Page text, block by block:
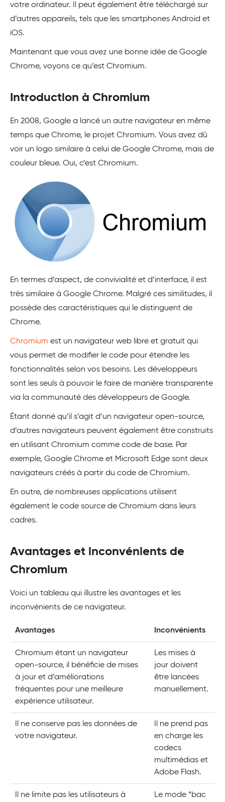
votre ordinateur. Il peut également être téléchargé sur
d’autres appareils, tels que les smartphones Android et
iOS.
Maintenant que vous avez une bonne idée de Google
Chrome, voyons ce qu’est Chromium.
Introduction à Chromium
En 2008, Google a lancé un autre navigateur en même
temps que Chrome, le projet Chromium. Vous avez dû
voir un logo similaire à celui de Google Chrome, mais de
couleur bleue. Oui, c’est Chromium.
En termes d’aspect, de convivialité et d’interface, il est
très similaire à Google Chrome. Malgré ces similitudes, il
possède des caractéristiques qui le distinguent de
Chrome.
Chromium est un navigateur web libre et gratuit qui
vous permet de modifier le code pour étendre les
fonctionnalités selon vos besoins. Les développeurs
sont les seuls à pouvoir le faire de manière transparente
via la communauté des développeurs de Google.
Étant donné qu’il s’agit d’un navigateur open-source,
d’autres navigateurs peuvent également être construits
en utilisant Chromium comme code de base. Par
exemple, Google Chrome et Microsoft Edge sont deux
navigateurs créés à partir du code de Chromium.
En outre, de nombreuses applications utilisent
également le code source de Chromium dans leurs
cadres.
Avantages et inconvénients de
Chromium
Voici un tableau qui illustre les avantages et les
inconvénients de ce navigateur.
Avantages Inconvénients
Chromium étant un navigateur
open-source, il bénéficie de mises
à jour et d’améliorations
fréquentes pour une meilleure
expérience utilisateur.
Les mises à
jour doivent
être lancées
manuellement.
Il ne conserve pas les données de
votre navigateur.
Il ne prend pas
en charge les
codecs
multimédias et
Adobe Flash.
Il ne limite pas les utilisateurs à
Le mode “bac